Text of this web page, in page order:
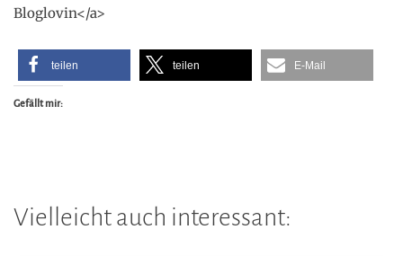
Bloglovin</a>
teilen teilen E-Mail
Gefällt mir:
Vielleicht auch interessant: